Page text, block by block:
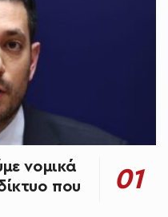
νομικά
που